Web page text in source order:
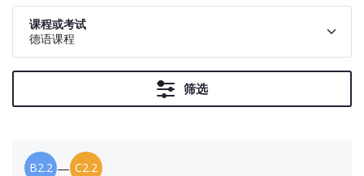
课程或考试
德语课程
筛选
B2.2 — C2.2